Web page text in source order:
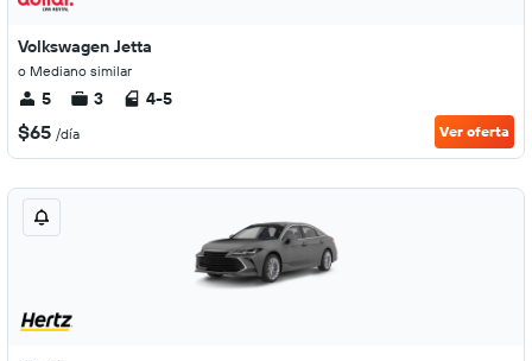
Volkswagen Jetta
o Mediano similar
5 3 4-5
$65 /día Ver oferta